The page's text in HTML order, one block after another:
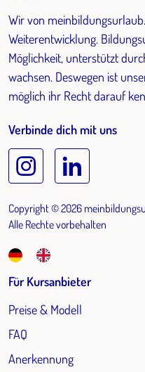
Wir von
Weiterentwicklung.
Möglichkeit, unterstützt
wachsen. Deswegen ist
möglich ihr Recht darauf
Verbinde dich mit uns
Copyright © 2026
Alle Rechte vorbehalten
Für Kursanbieter
Preise & Modell
FAQ
Anerkennung